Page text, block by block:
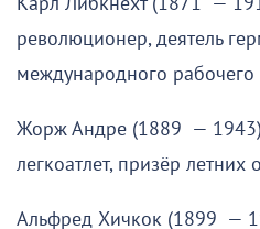
революционер, деятель
международного
Жорж Андре (1889 —
легкоатлет, призёр летних
Альфред Хичкок (1899 —